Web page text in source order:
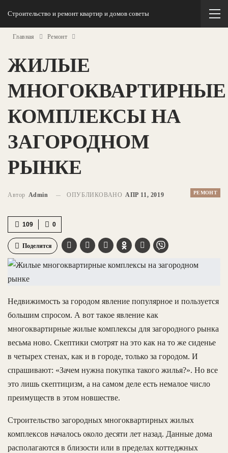
Строительство и ремонт квартир и домов советы
Главная Ремонт
ЖИЛЫЕ
МНОГОКВАРТИРНЫЕ
КОМПЛЕКСЫ НА
ЗАГОРОДНОМ
РЫНКЕ
РЕМОНТ
Автор Admin ОПУБЛИКОВАНО АПР 11, 2019
0
109
Поделится
Недвижимость за городом явление популярное и пользуется
большим спросом. А вот такое явление как
многоквартирные жилые комплексы для загородного рынка
весьма ново. Скептики смотрят на это как на то же сиденье
в четырех стенах, как и в городе, только за городом. И
спрашивают: «Зачем нужна покупка такого жилья?». Но все
это лишь скептицизм, а на самом деле есть немалое число
преимуществ в этом новшестве.
Строительство загородных многоквартирных жилых
комплексов началось около десяти лет назад. Данные дома
располагаются в близости или в пределах коттеджных